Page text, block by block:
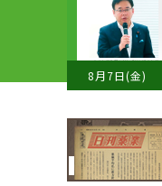
8月7日(金)